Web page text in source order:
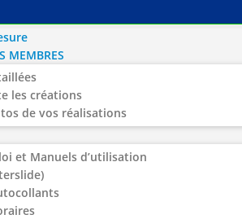
MEMBRES
les créations
de vos réalisations
et Manuels d’utilisation